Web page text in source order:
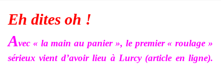
Eh dites oh !
Avec « la main au panier », le premier « roulage »
sérieux vient d’avoir lieu à Lurcy (article en ligne).